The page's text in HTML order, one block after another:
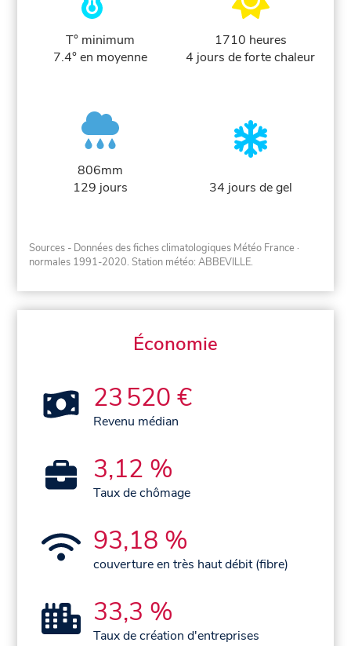
T° minimum
7.4° en moyenne
1710 heures
4 jours de forte chaleur
806mm
129 jours
34 jours de gel
Sources - Données des fiches climatologiques Météo France ·
normales 1991-2020. Station météo: ABBEVILLE.
Économie
23 520 €
Revenu médian
3,12 %
Taux de chômage
93,18 %
couverture en très haut débit (fibre)
33,3 %
Taux de création d'entreprises